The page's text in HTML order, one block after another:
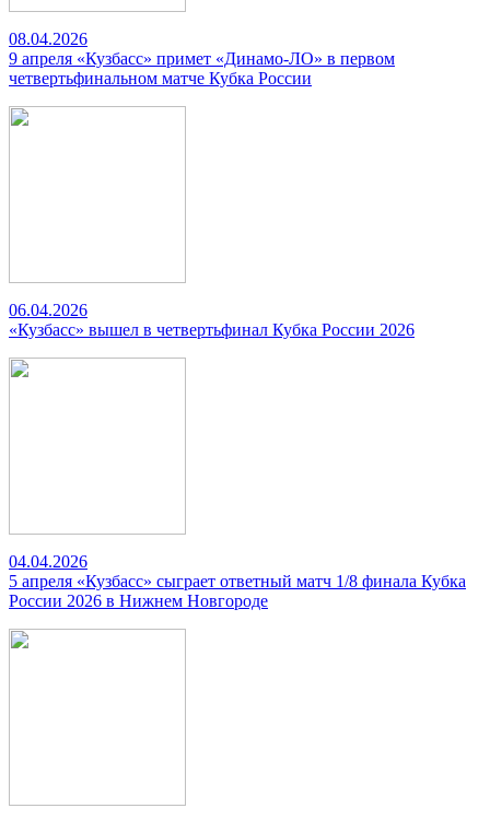
08.04.2026
9 апреля «Кузбасс» примет «Динамо-ЛО» в первом
четвертьфинальном матче Кубка России
06.04.2026
«Кузбасс» вышел в четвертьфинал Кубка России 2026
04.04.2026
5 апреля «Кузбасс» сыграет ответный матч 1/8 финала Кубка
России 2026 в Нижнем Новгороде